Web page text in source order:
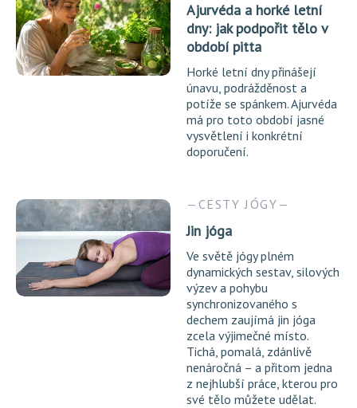
Ajurvéda a horké letní
dny: jak podpořit tělo v
období pitta
Horké letní dny přinášejí
únavu, podrážděnost a
potíže se spánkem. Ajurvéda
má pro toto období jasné
vysvětlení i konkrétní
doporučení.
CESTY JÓGY
Jin jóga
Ve světě jógy plném
dynamických sestav, silových
výzev a pohybu
synchronizovaného s
dechem zaujímá jin jóga
zcela výjimečné místo.
Tichá, pomalá, zdánlivě
nenáročná – a přitom jedna
z nejhlubší práce, kterou pro
své tělo můžete udělat.